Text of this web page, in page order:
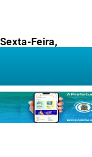
Sexta-Feira,